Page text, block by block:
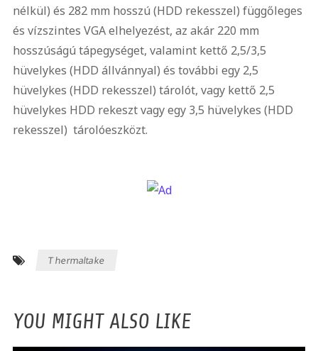
nélkül) és 282 mm hosszú (HDD rekesszel) függőleges
és vízszintes VGA elhelyezést, az akár 220 mm
hosszúságú tápegységet, valamint kettő 2,5/3,5
hüvelykes (HDD állvánnyal) és további egy 2,5
hüvelykes (HDD rekesszel) tárolót, vagy kettő 2,5
hüvelykes HDD rekeszt vagy egy 3,5 hüvelykes (HDD
rekesszel) tárolóeszközt.
Thermaltake
YOU MIGHT ALSO LIKE